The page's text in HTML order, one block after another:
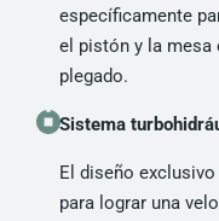
específicamente
el pistón y la mesa
plegado.
Sistema
El diseño
para lograr una